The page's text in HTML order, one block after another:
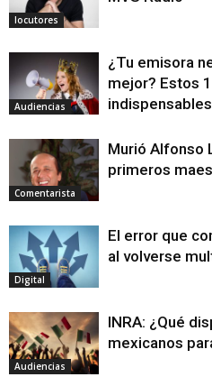
locutores
Audiencias
¿Tu emisora
mejor? Estos
indispensables
Comentarista
Murió Alfonso
primeros
Digital
El error que
al volverse
Audiencias
INRA: ¿Qué
mexicanos